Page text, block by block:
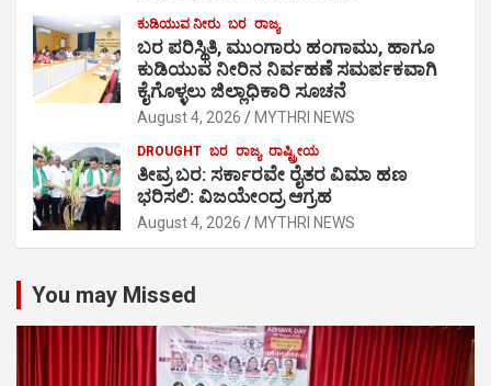
ಕುಡಿಯುವ ನೀರು ಬರ ರಾಜ್ಯ
ಬರ ಪರಿಸ್ಥಿತಿ, ಮುಂಗಾರು ಹಂಗಾಮು, ಹಾಗೂ
ಕುಡಿಯುವ ನೀರಿನ ನಿರ್ವಹಣೆ ಸಮರ್ಪಕವಾಗಿ
ಕೈಗೊಳ್ಳಲು ಜಿಲ್ಲಾಧಿಕಾರಿ ಸೂಚನೆ
August 4, 2026 MYTHRI NEWS
DROUGHT ಬರ ರಾಜ್ಯ ರಾಷ್ಟ್ರೀಯ
ತೀವ್ರ ಬರ: ಸರ್ಕಾರವೇ ರೈತರ ವಿಮಾ ಹಣ
ಭರಿಸಲಿ: ವಿಜಯೇಂದ್ರ ಆಗ್ರಹ
August 4, 2026 MYTHRI NEWS
You may Missed